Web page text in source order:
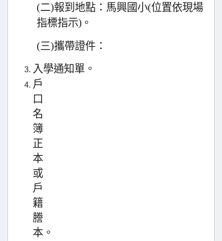
(二)報到地點：馬興國小(位置依現場
指標指示)。
(三)攜帶證件 ：
入學通知單 。
戶
口
名
簿
正
本
或
戶
籍
謄
本。